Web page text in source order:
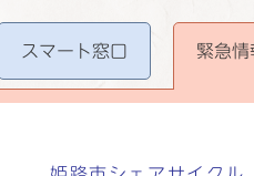
スマート窓口 緊急情